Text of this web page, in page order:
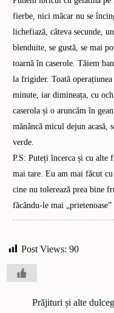
fierbe, nici măcar nu se
lichefiază, câteva secunde,
blenduite, se gustă, se mai
toarnă în caserole. Tăiem
la frigider. Toată
minute, iar dimineața, cu
caserola și o aruncăm în
mănâncă micul dejun acasă,
verde.
P.S: Puteți încerca și cu alte
mai tare. Eu am mai făcut
cine nu tolerează prea bine
făcându-le mai
Post Views: 90
Prăjituri și alte